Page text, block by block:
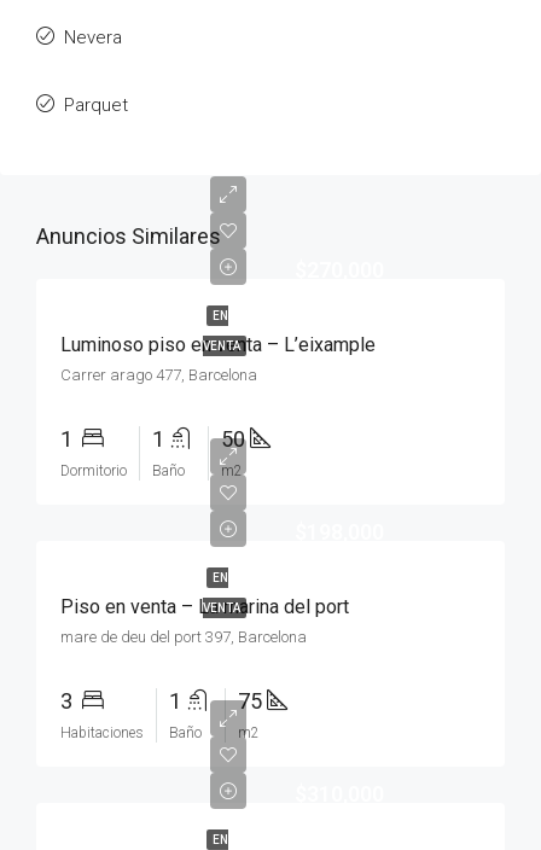
Nevera
Parquet
Anuncios Similares
EN
VENTA
Luminoso piso en venta – L’eixample
Carrer arago 477, Barcelona
1
Dormitorio
1
Baño
50
m2
EN
VENTA
Piso en venta – La marina del port
mare de deu del port 397, Barcelona
3
Habitaciones
1
Baño
75
m2
EN